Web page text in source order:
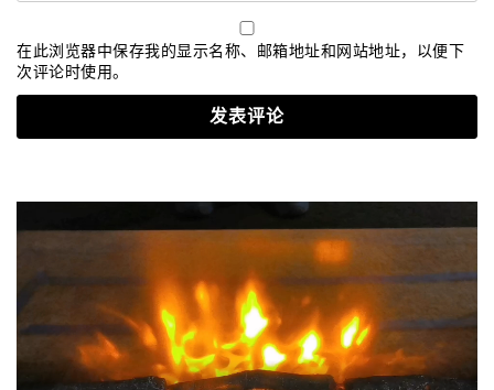
在此浏览器中保存我的显示名称、邮箱地址和网站地址，以便下
次评论时使用。